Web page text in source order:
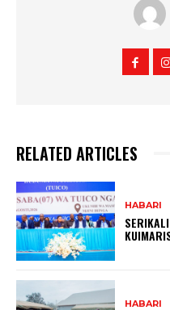
RELATED ARTICLES
HABARI
HABARI